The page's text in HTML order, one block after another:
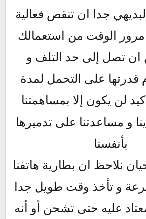
جدا ان تنقص فعالية
مرور الوقت من استعمالك
ان تصل إلى حد التلف و
قدرتها على التحمل لمدة
لن يكون إلا بمساهمتنا
و مساعدتنا على تدميرها
نلاحظ ان بطارية هاتفنا
و تأخذ وقت طويل جدا
عليه حتى تشحن أو أنه